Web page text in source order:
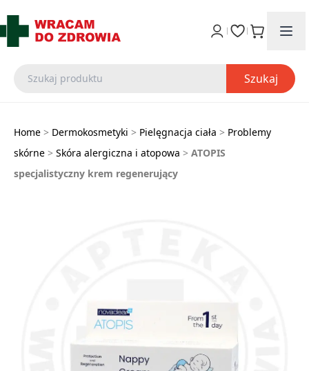
Szukaj
Home > Dermokosmetyki > Pielęgnacja ciała > Problemy
skórne > Skóra alergiczna i atopowa > ATOPIS
specjalistyczny krem regenerujący